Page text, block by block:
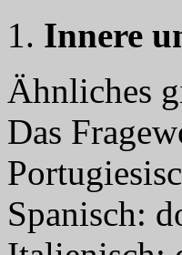
Innere
Ähnliches
Das
Spanisch: